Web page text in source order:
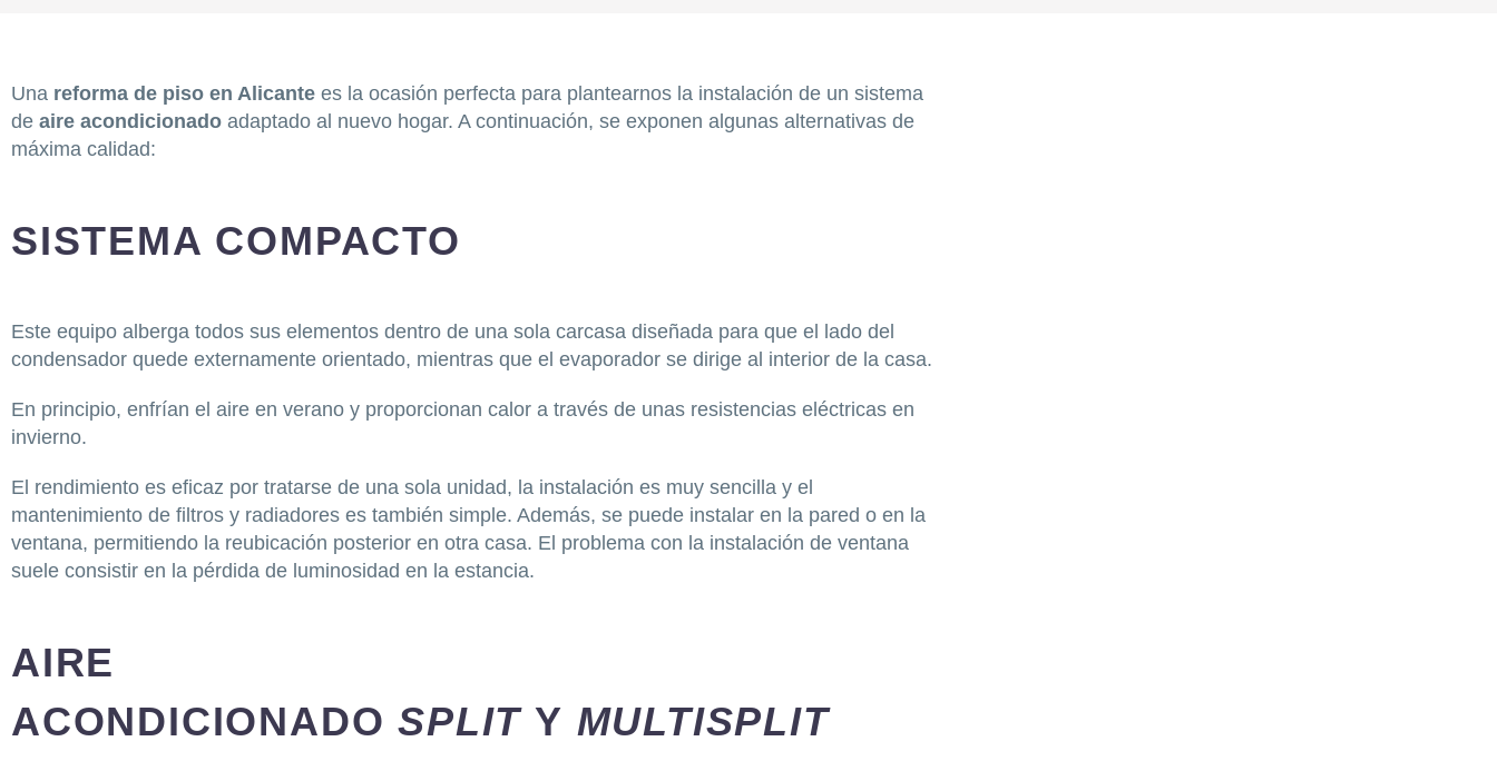
Una reforma de piso en Alicante es la ocasión perfecta para plantearnos la instalación de un sistema
de aire acondicionado adaptado al nuevo hogar. A continuación, se exponen algunas alternativas de
máxima calidad:
SISTEMA COMPACTO
Este equipo alberga todos sus elementos dentro de una sola carcasa diseñada para que el lado del
condensador quede externamente orientado, mientras que el evaporador se dirige al interior de la casa.
En principio, enfrían el aire en verano y proporcionan calor a través de unas resistencias eléctricas en
invierno.
El rendimiento es eficaz por tratarse de una sola unidad, la instalación es muy sencilla y el
mantenimiento de filtros y radiadores es también simple. Además, se puede instalar en la pared o en la
ventana, permitiendo la reubicación posterior en otra casa. El problema con la instalación de ventana
suele consistir en la pérdida de luminosidad en la estancia.
AIRE
ACONDICIONADOSPLITY MULTISPLIT